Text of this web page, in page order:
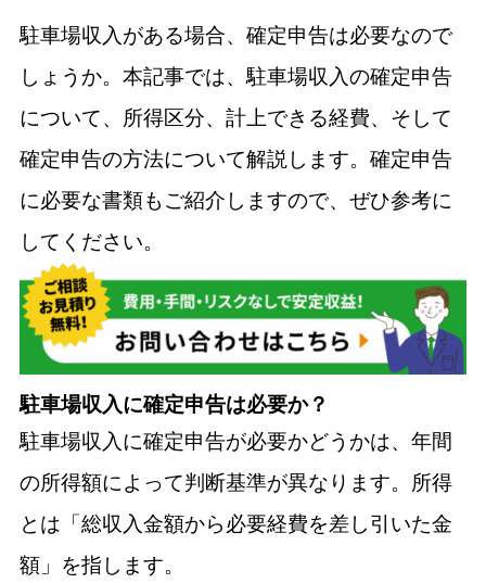
駐車場収入がある場合、確定申告は必要なので
しょうか。本記事では、駐車場収入の確定申告
について、所得区分、計上できる経費、そして
確定申告の方法について解説します。確定申告
に必要な書類もご紹介しますので、ぜひ参考に
してください。
駐車場収入に確定申告は必要か？
駐車場収入に確定申告が必要かどうかは、年間
の所得額によって判断基準が異なります。所得
とは「総収入金額から必要経費を差し引いた金
額」を指します。